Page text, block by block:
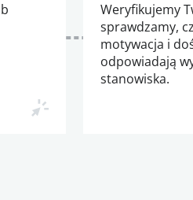
Weryfikujemy
sprawdzamy,
motywacja i
odpowiadają
stanowiska.